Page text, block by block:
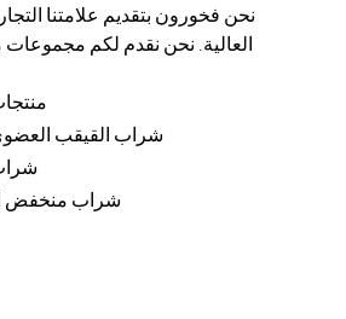
نحن فخورون بتقديم علامتنا
العالية. نحن نقدم لكم مجموعات
شراب القيقب
شراب منخفض